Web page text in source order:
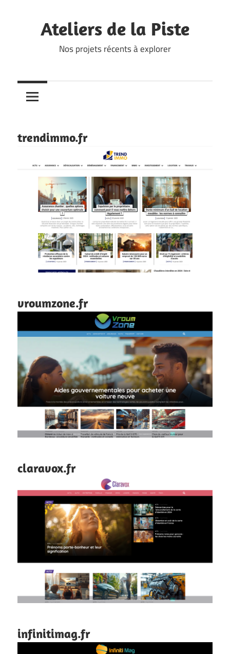
contentAteliers de la Piste
Nos projets récents à explorer
trendimmo.fr
vroumzone.fr
claravox.fr
infinitimag.fr